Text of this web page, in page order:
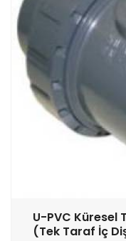
U-PVC Küresel
(Tek Taraf İç